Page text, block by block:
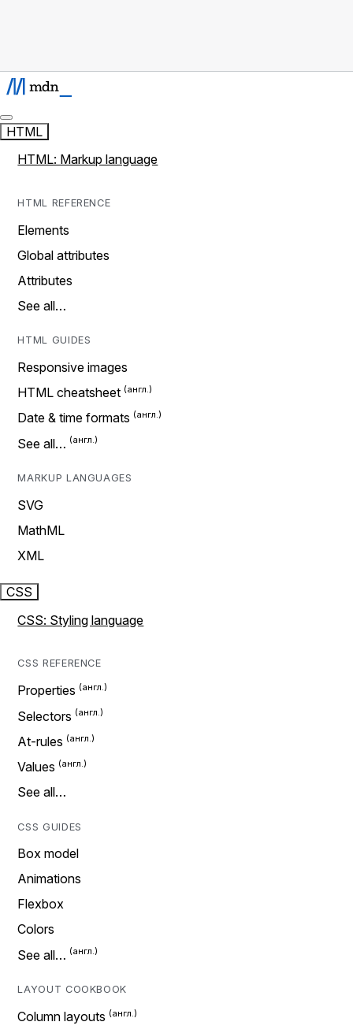
HTML
HTML: Markup language
HTML REFERENCE
Elements
Global attributes
Attributes
See all…
HTML GUIDES
Responsive images
HTML cheatsheet
Date & time formats
See all…
MARKUP LANGUAGES
SVG
MathML
XML
CSS
CSS: Styling language
CSS REFERENCE
Properties
Selectors
At-rules
Values
See all…
CSS GUIDES
Box model
Animations
Flexbox
Colors
See all…
LAYOUT COOKBOOK
Column layouts